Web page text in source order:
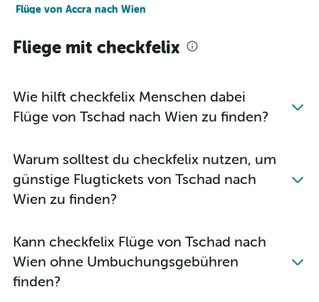
Flüge von Accra nach Wien
Flüge von Nairobi Kenyatta nach Wien
Flüge von Addis Abeba nach Wien
Flüge von Mombasa nach Wien
Flüge von Sansibar nach Wien
Flüge von Maputo nach Wien
Fliege mit checkfelix
Wie hilft checkfelix Menschen dabei
Flüge von Tschad nach Wien zu finden?
Warum solltest du checkfelix nutzen, um
günstige Flugtickets von Tschad nach
Wien zu finden?
Kann checkfelix Flüge von Tschad nach
Wien ohne Umbuchungsgebühren
finden?